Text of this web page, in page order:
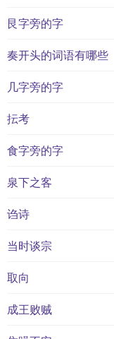
艮字旁的字
奏开头的词语有哪些
几字旁的字
抎考
食字旁的字
泉下之客
诌诗
当时谈宗
取向
成王败贼